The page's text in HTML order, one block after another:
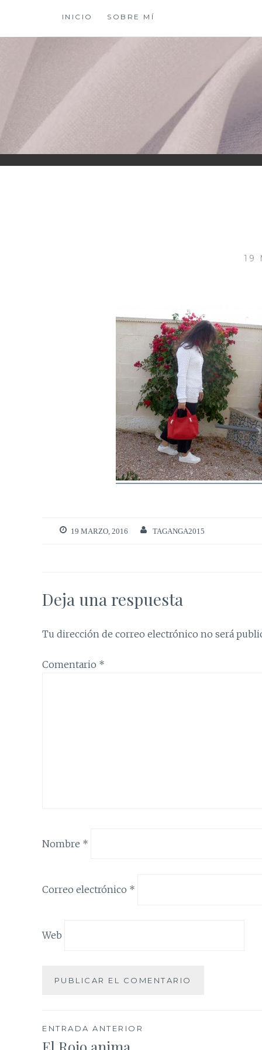
contenido
INICIO SOBRE MÍ
XIOMY LAMADRID
19
19 MARZO, 2016 TAGANGA2015
Deja una respuesta
Tu dirección de correo electrónico no será
Comentario *
Nombre *
Correo electrónico *
Web
Navegación
ENTRADA ANTERIOR